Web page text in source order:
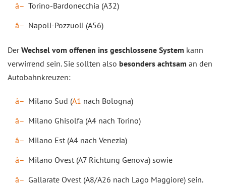
Torino-Bardonecchia (A32)
Napoli-Pozzuoli (A56)
DerWechsel vom offenen ins geschlossene System kann
verwirrend sein. Sie sollten also besonders achtsam an den
Autobahnkreuzen:
Milano Sud (A1 nach Bologna)
Milano Ghisolfa (A4 nach Torino)
Milano Est (A4 nach Venezia)
Milano Ovest (A7 Richtung Genova) sowie
Gallarate Ovest (A8/A26 nach Lago Maggiore) sein.